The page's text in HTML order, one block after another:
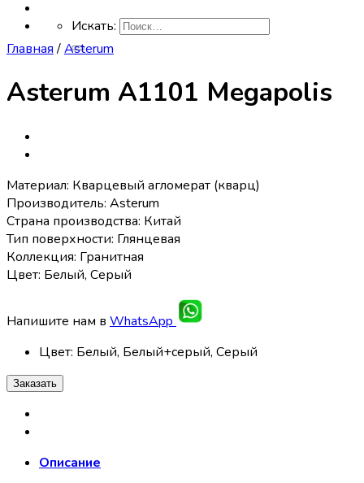
Искать:
Главная /Asterum
Asterum A1101 Megapolis
Материал: Кварцевый агломерат (кварц)
Производитель: Asterum
Страна производства: Китай
Тип поверхности: Глянцевая
Коллекция: Гранитная
Цвет: Белый, Серый
Напишите нам в WhatsApp
Цвет: Белый, Белый+cерый, Серый
Заказать
Описание